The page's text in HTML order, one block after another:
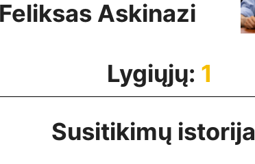
Feliksas Askinazi
Lygiųjų: 1
Susitikimų istorija